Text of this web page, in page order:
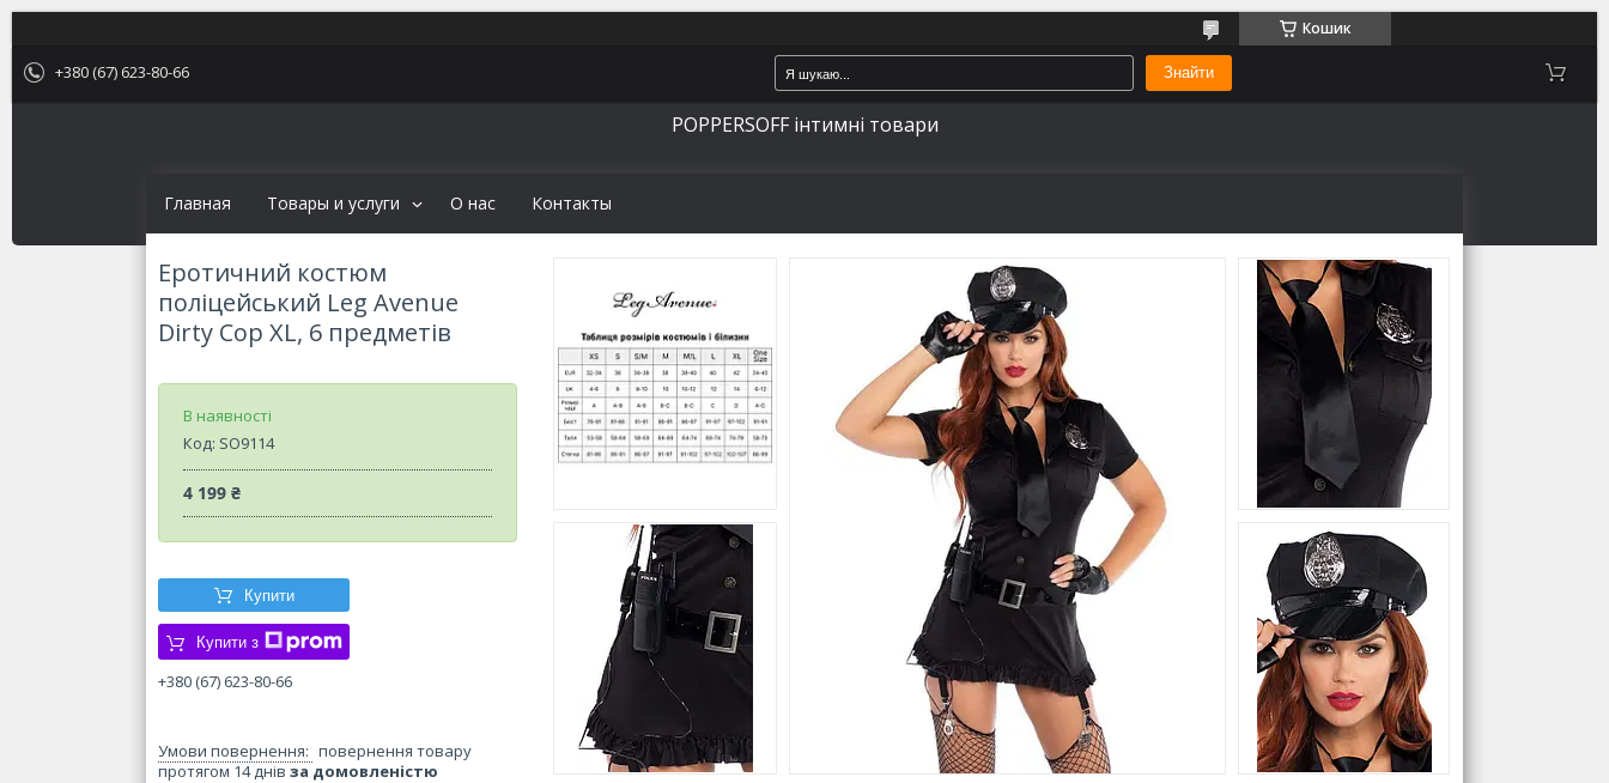
Кошик
+380 (67) 623-80-66 Знайти
POPPERSOFF інтимні товари
Главная Товары и услуги О нас Контакты
Еротичний костюм
поліцейський Leg Avenue
Dirty Cop XL, 6 предметів
В наявності
Код: SO9114
4 199 ₴
Купити
Купити з
+380 (67) 623-80-66
повернення товару
протягом 14 днів за домовленістю